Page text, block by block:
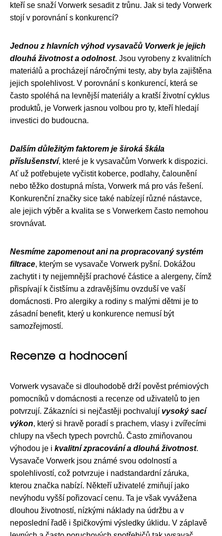
kteří se snaží Vorwerk sesadit z trůnu. Jak si tedy Vorwerk
stojí v porovnání s konkurencí?
Jednou z hlavních výhod vysavačů Vorwerk je jejich
dlouhá životnost a odolnost. Jsou vyrobeny z kvalitních
materiálů a procházejí náročnými testy, aby byla zajištěna
jejich spolehlivost. V porovnání s konkurencí, která se
často spoléhá na levnější materiály a kratší životní cyklus
produktů, je Vorwerk jasnou volbou pro ty, kteří hledají
investici do budoucna.
Dalším důležitým faktorem je široká škála
příslušenství, které je k vysavačům Vorwerk k dispozici.
Ať už potřebujete vyčistit koberce, podlahy, čalounění
nebo těžko dostupná místa, Vorwerk má pro vás řešení.
Konkurenční značky sice také nabízejí různé nástavce,
ale jejich výběr a kvalita se s Vorwerkem často nemohou
srovnávat.
Nesmíme zapomenout ani na propracovaný systém
filtrace, kterým se vysavače Vorwerk pyšní. Dokážou
zachytit i ty nejjemnější prachové částice a alergeny, čímž
přispívají k čistšímu a zdravějšímu ovzduší ve vaší
domácnosti. Pro alergiky a rodiny s malými dětmi je to
zásadní benefit, který u konkurence nemusí být
samozřejmostí.
Recenze a hodnocení
Vorwerk vysavače si dlouhodobě drží pověst prémiových
pomocníků v domácnosti a recenze od uživatelů to jen
potvrzují. Zákazníci si nejčastěji pochvalují vysoký sací
výkon, který si hravě poradí s prachem, vlasy i zvířecími
chlupy na všech typech povrchů. Často zmiňovanou
výhodou je i kvalitní zpracování a dlouhá životnost.
Vysavače Vorwerk jsou známé svou odolností a
spolehlivostí, což potvrzuje i nadstandardní záruka,
kterou značka nabízí. Někteří uživatelé zmiňují jako
nevýhodu vyšší pořizovací cenu. Ta je však vyvážena
dlouhou životností, nízkými náklady na údržbu a v
neposlední řadě i špičkovými výsledky úklidu. V záplavě